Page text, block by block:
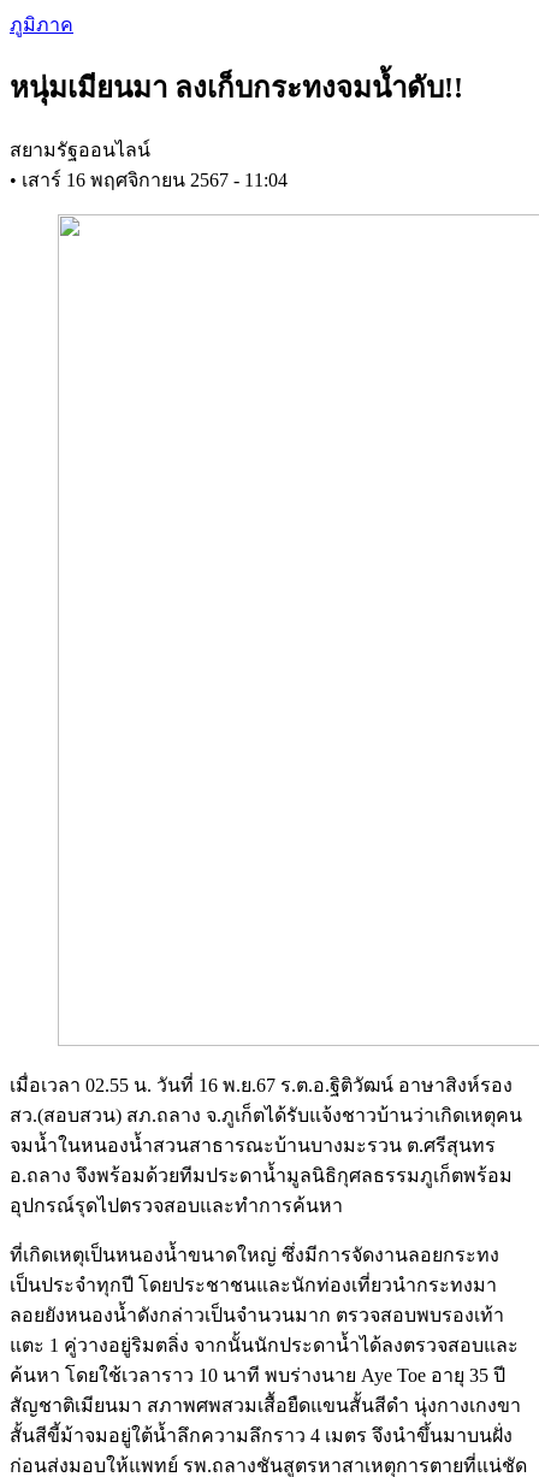
Skip
to
content
ภูมิภาค
หนุ่มเมียนมา ลงเก็บกระทงจมน้ำดับ!!
สยามรัฐออนไลน์
• เสาร์ 16 พฤศจิกายน 2567 - 11:04
เมื่อเวลา 02.55 น. วันที่ 16 พ.ย.67 ร.ต.อ.ฐิติวัฒน์ อาษาสิงห์รอง
สว.(สอบสวน) สภ.ถลาง จ.ภูเก็ตได้รับแจ้งชาวบ้านว่าเกิดเหตุคน
จมน้ำในหนองน้ำสวนสาธารณะบ้านบางมะรวน ต.ศรีสุนทร
อ.ถลาง จึงพร้อมด้วยทีมประดาน้ำมูลนิธิกุศลธรรมภูเก็ตพร้อม
อุปกรณ์รุดไปตรวจสอบและทำการค้นหา
ที่เกิดเหตุเป็นหนองน้ำขนาดใหญ่ ซึ่งมีการจัดงานลอยกระทง
เป็นประจำทุกปี โดยประชาชนและนักท่องเที่ยวนำกระทงมา
ลอยยังหนองน้ำดังกล่าวเป็นจำนวนมาก ตรวจสอบพบรองเท้า
แตะ 1 คู่วางอยู่ริมตลิ่ง จากนั้นนักประดาน้ำได้ลงตรวจสอบและ
ค้นหา โดยใช้เวลาราว 10 นาที พบร่างนาย Aye Toe อายุ 35 ปี
สัญชาติเมียนมา สภาพศพสวมเสื้อยืดแขนสั้นสีดำ นุ่งกางเกงขา
สั้นสีขี้ม้าจมอยู่ใต้น้ำลึกความลึกราว 4 เมตร จึงนำขึ้นมาบนฝั่ง
ก่อนส่งมอบให้แพทย์ รพ.ถลางชันสูตรหาสาเหตุการตายที่แน่ชัด